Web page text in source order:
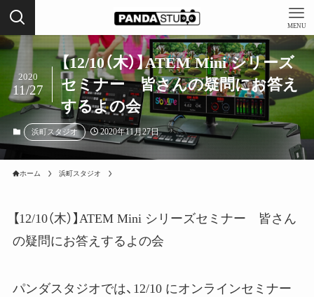
MENU
【12/10（木）】ATEM Mini シリーズ
セミナー 皆さんの疑問にお答え
するよの会
2020
11/27
浜町スタジオ 2020年11月27日
ホーム 浜町スタジオ
【12/10（木）】ATEM Mini シリーズセミナー 皆さん
の疑問にお答えするよの会
パンダスタジオでは、12/10 にオンラインセミナー